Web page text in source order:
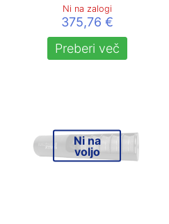
Ni na zalogi
375,76 €
Preberi več
Ni na
voljo